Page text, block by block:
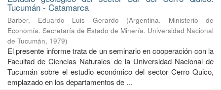
Tucumán - Catamarca
Barber, Eduardo Luis Gerardo (Argentina. Ministerio de
Economía. Secretaría de Estado de Minería. Universidad Nacional
de Tucumán, 1979)
El presente informe trata de un seminario en cooperación con la
Facultad de Ciencias Naturales de la Universidad Nacional de
Tucumán sobre el estudio económico del sector Cerro Quico,
emplazado en los departamentos de ...